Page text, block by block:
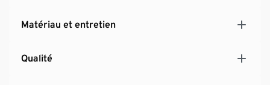
Matériau et entretien
Qualité